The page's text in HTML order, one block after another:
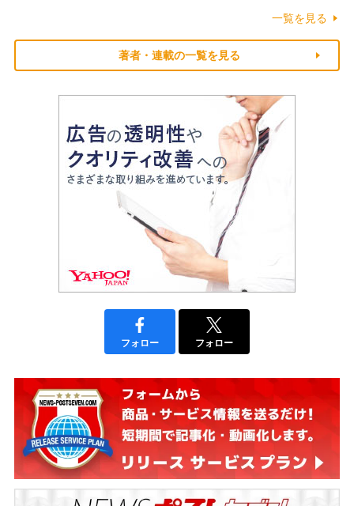
一覧を見る
著者・連載の一覧を見る
フォロー フォロー